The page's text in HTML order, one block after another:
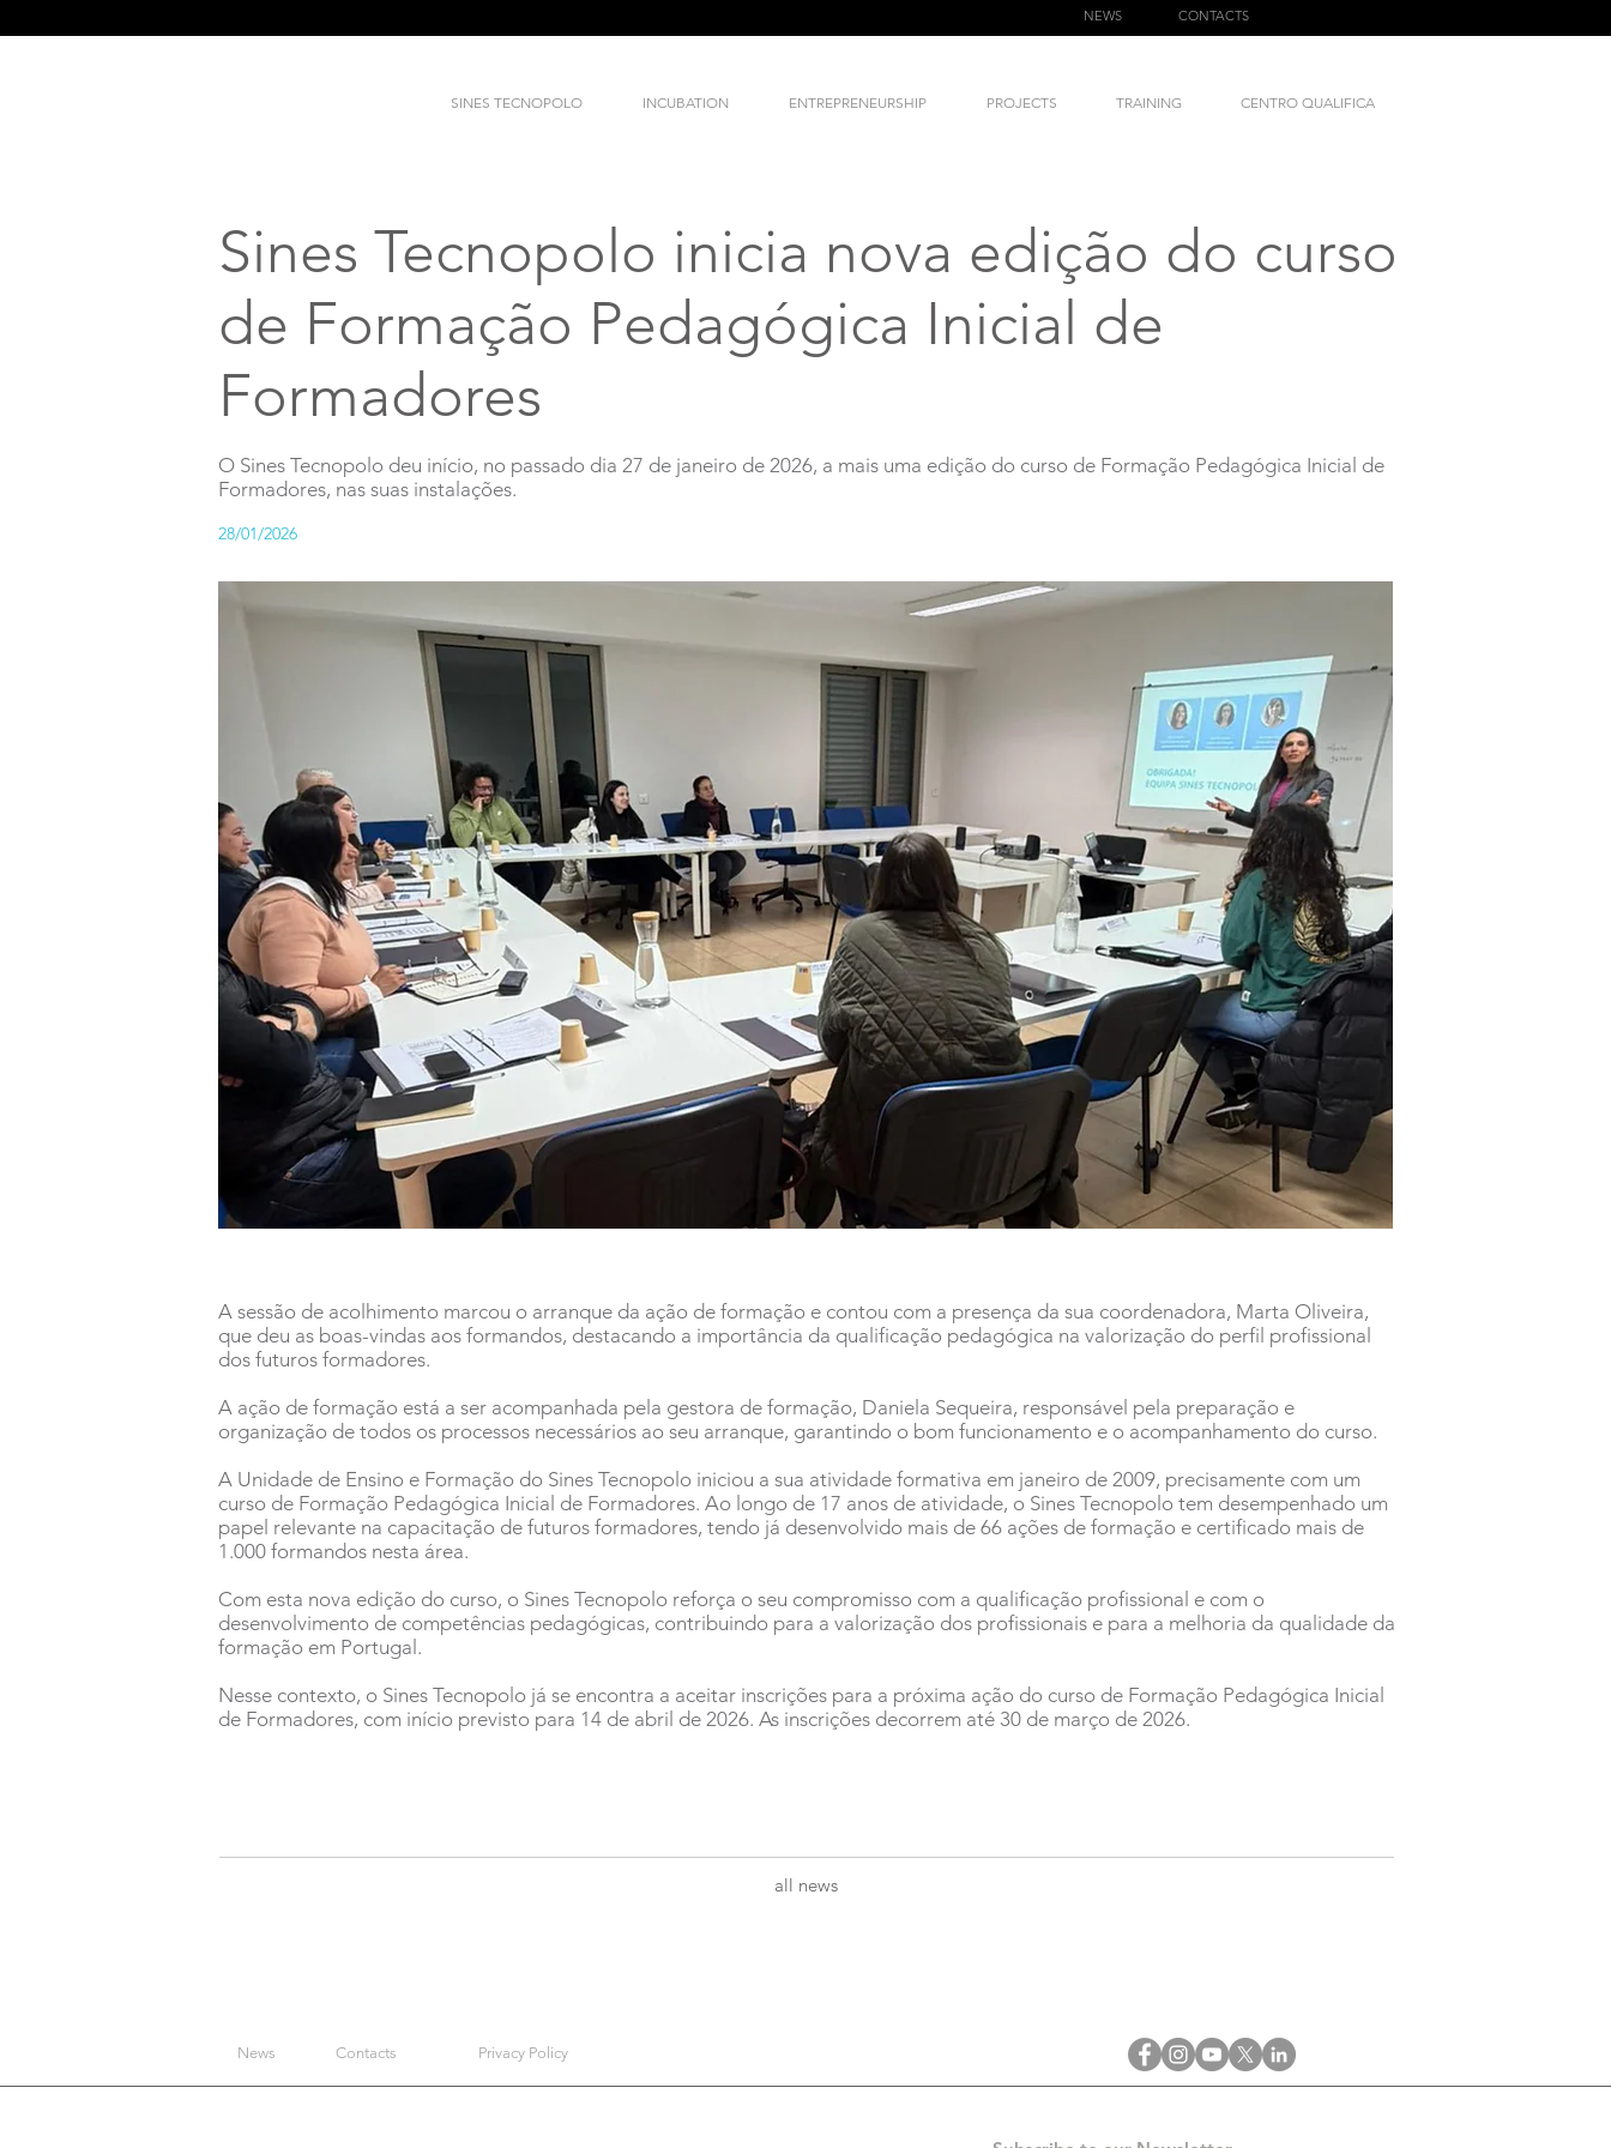
NEWS CONTACTS
SINES TECNOPOLO INCUBATION ENTREPRENEURSHIP PROJECTS TRAINING CENTRO QUALIFICA
Sines Tecnopolo inicia nova edição do curso
de Formação Pedagógica Inicial de
Formadores
O Sines Tecnopolo deu início, no passado dia 27 de janeiro de 2026, a mais uma edição do curso de Formação Pedagógica Inicial de
Formadores, nas suas instalações.
28/01/2026
A sessão de acolhimento marcou o arranque da ação de formação e contou com a presença da sua coordenadora, Marta Oliveira,
que deu as boas-vindas aos formandos, destacando a importância da qualificação pedagógica na valorização do perfil profissional
dos futuros formadores.
A ação de formação está a ser acompanhada pela gestora de formação, Daniela Sequeira, responsável pela preparação e
organização de todos os processos necessários ao seu arranque, garantindo o bom funcionamento e o acompanhamento do curso.
A Unidade de Ensino e Formação do Sines Tecnopolo iniciou a sua atividade formativa em janeiro de 2009, precisamente com um
curso de Formação Pedagógica Inicial de Formadores. Ao longo de 17 anos de atividade, o Sines Tecnopolo tem desempenhado um
papel relevante na capacitação de futuros formadores, tendo já desenvolvido mais de 66 ações de formação e certificado mais de
1.000 formandos nesta área.
Com esta nova edição do curso, o Sines Tecnopolo reforça o seu compromisso com a qualificação profissional e com o
desenvolvimento de competências pedagógicas, contribuindo para a valorização dos profissionais e para a melhoria da qualidade da
formação em Portugal.
Nesse contexto, o Sines Tecnopolo já se encontra a aceitar inscrições para a próxima ação do curso de Formação Pedagógica Inicial
de Formadores, com início previsto para 14 de abril de 2026. As inscrições decorrem até 30 de março de 2026.
all news
News Contacts Privacy Policy